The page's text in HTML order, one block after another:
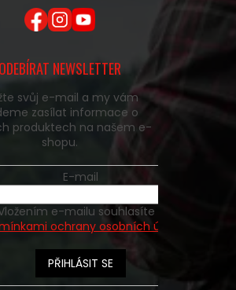
ODEBÍRAT NEWSLETTER
svůj e-mail a my vám
zasílat informace o
produktech na našem e-
shopu.
E-mail
ochrany osobních údajů
PŘIHLÁSIT SE